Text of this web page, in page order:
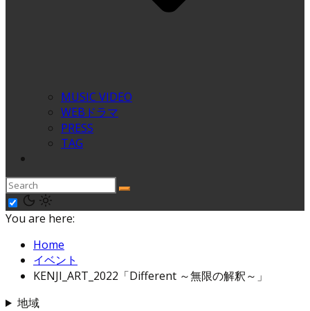
MUSIC VIDEO
WEBドラマ
PRESS
TAG
You are here:
Home
イベント
KENJI_ART_2022「Different ～無限の解釈～」
地域